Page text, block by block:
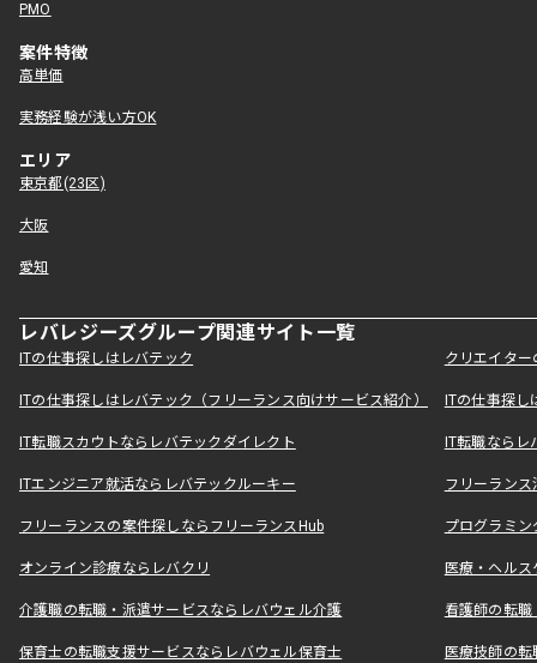
PMO
案件特徴
高単価
実務経験が浅い方OK
エリア
東京都(23区)
大阪
愛知
レバレジーズグループ関連サイト一覧
ITの仕事探しはレバテック クリエイタ
ITの仕事探しはレバテック（フリーランス向けサービス紹介） ITの仕事探
IT転職スカウトならレバテックダイレクト IT転職なら
ITエンジニア就活ならレバテックルーキー フリーラン
フリーランスの案件探しならフリーランスHub プログラミ
オンライン診療ならレバクリ 医療・ヘル
介護職の転職・派遣サービスならレバウェル介護 看護師の転
保育士の転職支援サービスならレバウェル保育士 医療技師の